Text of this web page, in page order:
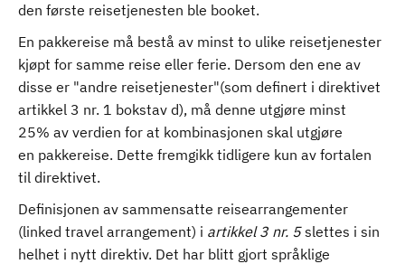
den første reisetjenesten ble booket.
En pakkereise må bestå av minst to ulike reisetjenester
kjøpt for samme reise eller ferie. Dersom den ene av
disse er "andre reisetjenester"(som definert i direktivet
artikkel 3 nr. 1 bokstav d), må denne utgjøre minst
25% av verdien for at kombinasjonen skal utgjøre
en pakkereise. Dette fremgikk tidligere kun av fortalen
til direktivet.
Definisjonen av sammensatte reisearrangementer
(linked travel arrangement) i artikkel 3 nr. 5slettes i sin
helhet i nytt direktiv. Det har blitt gjort språklige